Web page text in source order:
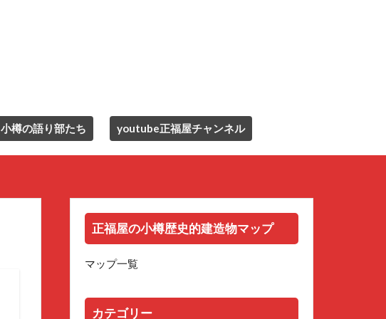
小樽の語り部たち youtube正福屋チャンネル
正福屋の小樽歴史的建造物マップ
マップ一覧
カテゴリー